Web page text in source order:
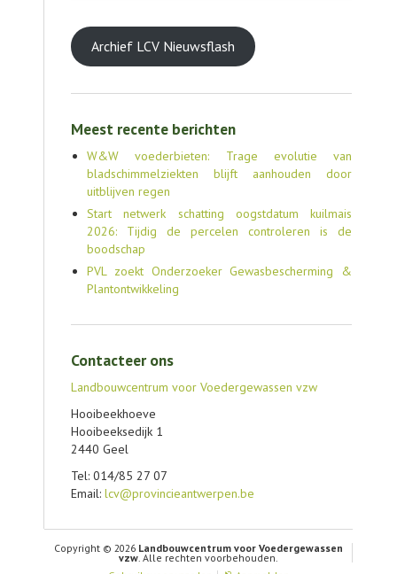
Archief LCV Nieuwsflash
Meest recente berichten
W&W voederbieten: Trage evolutie van
bladschimmelziekten blijft aanhouden door
uitblijven regen
Start netwerk schatting oogstdatum kuilmais
2026: Tijdig de percelen controleren is de
boodschap
PVL zoekt Onderzoeker Gewasbescherming &
Plantontwikkeling
Contacteer ons
Landbouwcentrum voor Voedergewassen vzw
Hooibeekhoeve
Hooibeeksedijk 1
2440 Geel
Tel: 014/85 27 07
Email: lcv@provincieantwerpen.be
Copyright © 2026 Landbouwcentrum voor Voedergewassen
vzw. Alle rechten voorbehouden.